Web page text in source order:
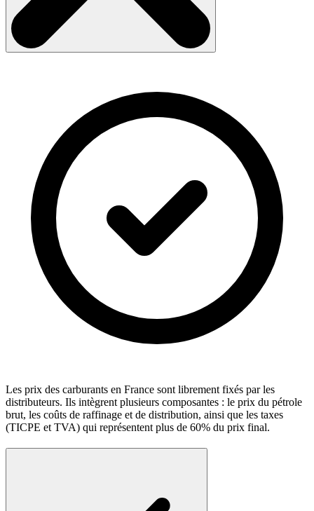
Les prix des carburants en France sont librement fixés par les
distributeurs. Ils intègrent plusieurs composantes : le prix du pétrole
brut, les coûts de raffinage et de distribution, ainsi que les taxes
(TICPE et TVA) qui représentent plus de 60% du prix final.